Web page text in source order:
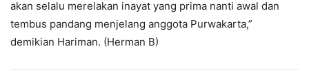
akan selalu merelakan inayat yang prima nanti awal dan
tembus pandang menjelang anggota Purwakarta,”
demikian Hariman. (Herman B)